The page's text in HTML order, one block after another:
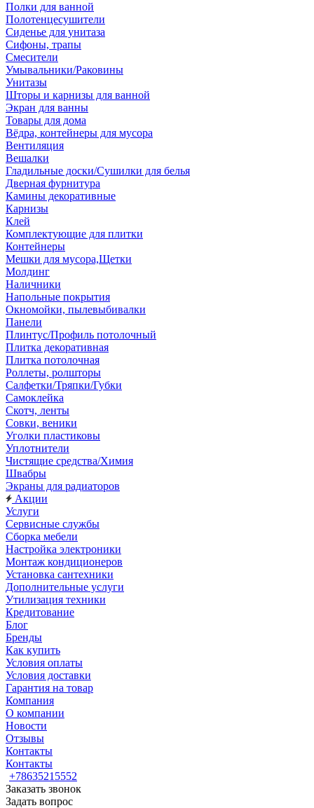
Полки для ванной
Полотенцесушители
Сиденье для унитаза
Сифоны, трапы
Смесители
Умывальники/Раковины
Унитазы
Шторы и карнизы для ванной
Экран для ванны
Товары для дома
Вёдра, контейнеры для мусора
Вентиляция
Вешалки
Гладильные доски/Сушилки для белья
Дверная фурнитура
Камины декоративные
Карнизы
Клей
Комплектующие для плитки
Контейнеры
Мешки для мусора,Щетки
Молдинг
Наличники
Напольные покрытия
Окномойки, пылевыбивалки
Панели
Плинтус/Профиль потолочный
Плитка декоративная
Плитка потолочная
Роллеты, ролшторы
Салфетки/Тряпки/Губки
Самоклейка
Скотч, ленты
Совки, веники
Уголки пластиковы
Уплотнители
Чистящие средства/Химия
Швабры
Экраны для радиаторов
Акции
Услуги
Сервисные службы
Сборка мебели
Настройка электроники
Монтаж кондиционеров
Установка сантехники
Дополнительные услуги
Утилизация техники
Кредитование
Блог
Бренды
Как купить
Условия оплаты
Условия доставки
Гарантия на товар
Компания
О компании
Новости
Отзывы
Контакты
Контакты
+78635215552
Заказать звонок
Задать вопрос